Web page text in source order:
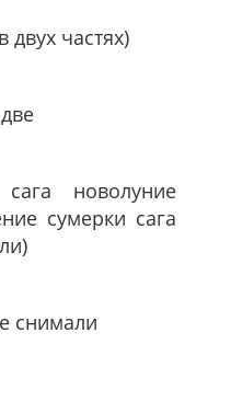
двух частях)
новолуние
сумерки сага
снимали